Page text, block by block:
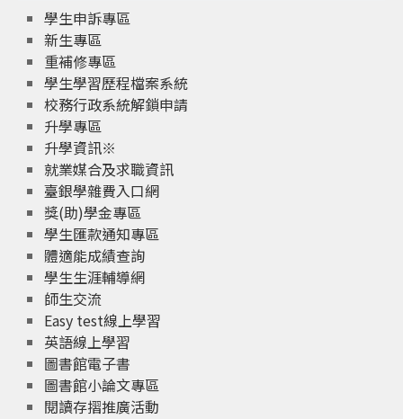
學生申訴專區
新生專區
重補修專區
學生學習歷程檔案系統
校務行政系統解鎖申請
升學專區
升學資訊※
就業媒合及求職資訊
臺銀學雜費入口網
獎(助)學金專區
學生匯款通知專區
體適能成績查詢
學生生涯輔導網
師生交流
Easy test線上學習
英語線上學習
圖書館電子書
圖書館小論文專區
閱讀存摺推廣活動